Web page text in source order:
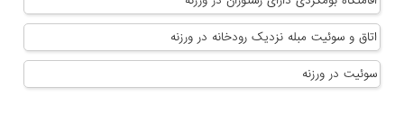
اتاق و سوئیت مبله نزدیک رودخانه در ورزنه
سوئیت در ورزنه